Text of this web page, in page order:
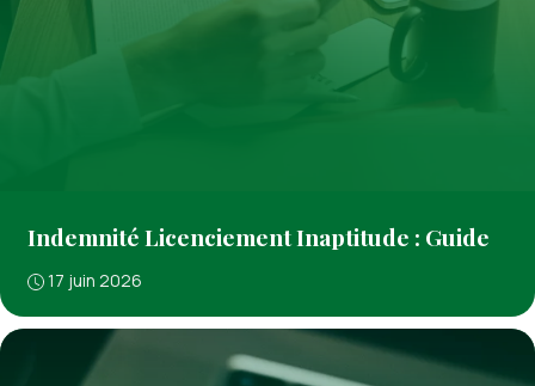
Indemnité Licenciement Inaptitude : Guide
17 juin 2026